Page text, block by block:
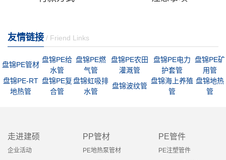
友情链接 / Friend Links
盘锦PE管材
盘锦PE给
水管
盘锦PE燃
气管
盘锦PE农田
灌溉管
盘锦PE电力
护套管
盘锦PE矿
用管
盘锦PE-RT
地热管
盘锦PE复
合管
盘锦虹吸排
水管
盘锦波纹管
盘锦海上养殖
管
盘锦地热
管
走进建硕
企业活动
PP管材
PE地热泵管材
PE管件
PE注塑管件